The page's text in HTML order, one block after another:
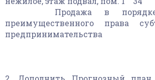
Продажа в порядке
преимущественного права
предпринимательства